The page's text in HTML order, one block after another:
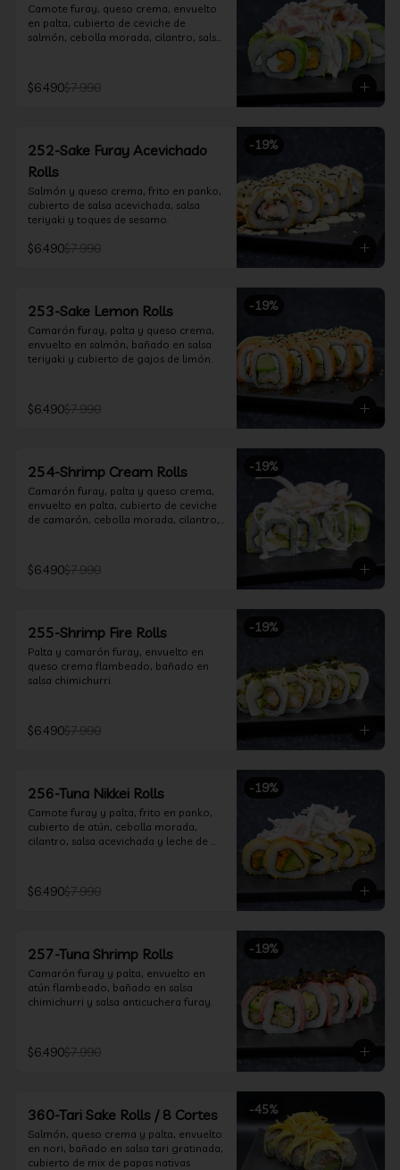
Camote furay, queso crema, envuelto
en palta, cubierto de ceviche de
salmón, cebolla morada, cilantro, salsa
$6.490$7.990
-19%
252-Sake Furay Acevichado
Rolls
Salmón y queso crema, frito en panko,
cubierto de salsa acevichada, salsa
teriyaki y toques de sesamo.
$6.490$7.990
-19%
253-Sake Lemon Rolls
Camarón furay, palta y queso crema,
envuelto en salmón, bañado en salsa
teriyaki y cubierto de gajos de limón.
$6.490$7.990
-19%
254-Shrimp Cream Rolls
Camarón furay, palta y queso crema,
envuelto en palta, cubierto de ceviche
de camarón, cebolla morada, cilantro,
$6.490$7.990
-19%
255-Shrimp Fire Rolls
Palta y camarón furay, envuelto en
queso crema flambeado, bañado en
salsa chimichurri.
$6.490$7.990
-19%
256-Tuna Nikkei Rolls
Camote furay y palta, frito en panko,
cubierto de atún, cebolla morada,
cilantro, salsa acevichada y leche de
$6.490$7.990
-19%
257-Tuna Shrimp Rolls
Camarón furay y palta, envuelto en
atún flambeado, bañado en salsa
chimichurri y salsa anticuchera furay.
$6.490$7.990
-45%
360-Tari Sake Rolls / 8 Cortes
Salmón, queso crema y palta, envuelto
en nori, bañado en salsa tari gratinada,
cubierto de mix de papas nativas